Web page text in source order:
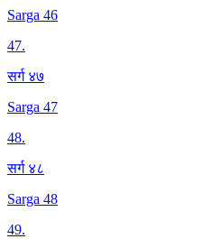
Sarga 46
47.
सर्ग ४७
Sarga 47
48.
सर्ग ४८
Sarga 48
49.